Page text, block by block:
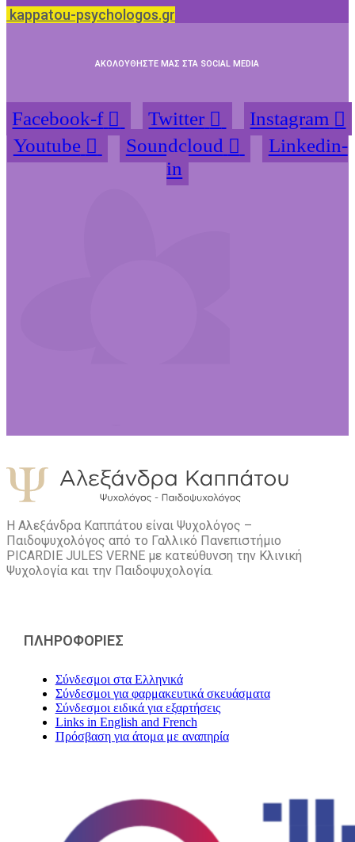
kappatou-psychologos.gr
ΑΚΟΛΟΥΘΗΣΤΕ ΜΑΣ ΣΤΑ SOCIAL MEDIA
Facebook-f Twitter
Instagram
Youtube
Soundcloud
Linkedin-
in
Η Αλεξάνδρα Καππάτου είναι Ψυχολόγος –
Παιδοψυχολόγος από το Γαλλικό Πανεπιστήμιο
PICARDIE JULES VERNE με κατεύθυνση την Kλινική
Ψυχολογία και την Παιδοψυχολογία.
ΠΛΗΡΟΦΟΡΙΕΣ
Σύνδεσμοι στα Ελληνικά
Σύνδεσμοι για φαρμακευτικά σκευάσματα
Σύνδεσμοι ειδικά για εξαρτήσεις
Links in English and French
Πρόσβαση για άτομα με αναπηρία